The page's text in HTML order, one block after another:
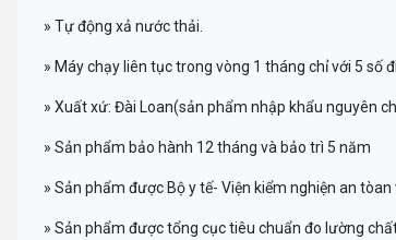
» Tự động xả nước thải.
» Máy chạy liên tục trong vòng 1 tháng chỉ với 5 số
» Xuất xứ: Đài Loan(sản phẩm nhập khẩu nguyên
» Sản phẩm bảo hành 12 tháng và bảo trì 5 năm
» Sản phẩm được Bộ y tế- Viện kiểm nghiện an
» Sản phẩm được tổng cục tiêu chuẩn đo lường